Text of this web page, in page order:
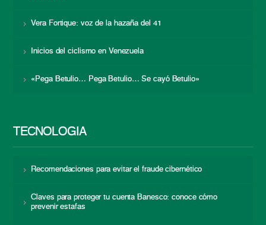
Vera Fortique: voz de la hazaña del 41
Inicios del ciclismo en Venezuela
«Pega Betulio… Pega Betulio… Se cayó Betulio»
TECNOLOGÍA
Recomendaciones para evitar el fraude cibernético
Claves para proteger tu cuenta Banesco: conoce cómo
prevenir estafas